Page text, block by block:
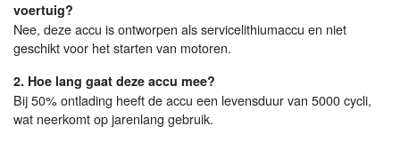
voertuig?
Nee, deze accu is ontworpen als servicelithiumaccu en niet
geschikt voor het starten van motoren.
2. Hoe lang gaat deze accu mee?
Bij 50% ontlading heeft de accu een levensduur van 5000 cycli,
wat neerkomt op jarenlang gebruik.